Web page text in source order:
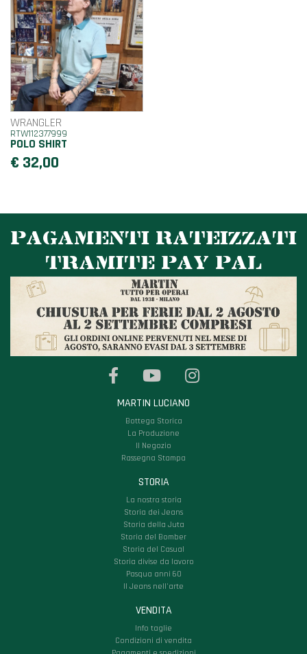
WRANGLER
RTW112377999
POLO SHIRT
€ 32,00
PAGAMENTI RATEIZZATI
TRAMITE PAY PAL
MARTIN LUCIANO
Bottega Storica
La Produzione
Il Negozio
Rassegna Stampa
STORIA
La nostra storia
Storia dei Jeans
Storia della Juta
Storia del Bomber
Storia del Casual
Storia divise da lavoro
Pasqua anni 60
Il Jeans nell'arte
VENDITA
Info taglie
Condizioni di vendita